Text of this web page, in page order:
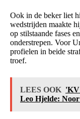
Ook in de beker liet
wedstrijden maakte
op stilstaande fases
onderstrepen. Voor
profielen in beide
troef.
LEES OOK 'KV
Leo Hjelde: